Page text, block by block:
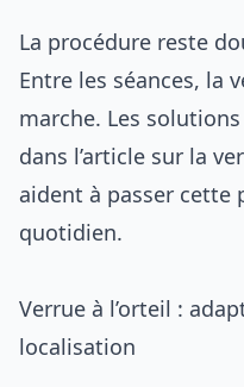
La procédure reste
Entre les séances, la
marche. Les
dans l’article sur la
aident à passer cette
quotidien.
Verrue à l’orteil :
localisation